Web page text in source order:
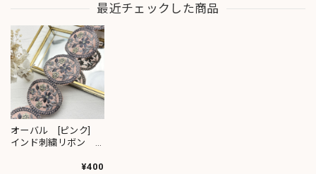
最近チェックした商品
オーバル [ピンク]
インド刺繍リボン
¥400